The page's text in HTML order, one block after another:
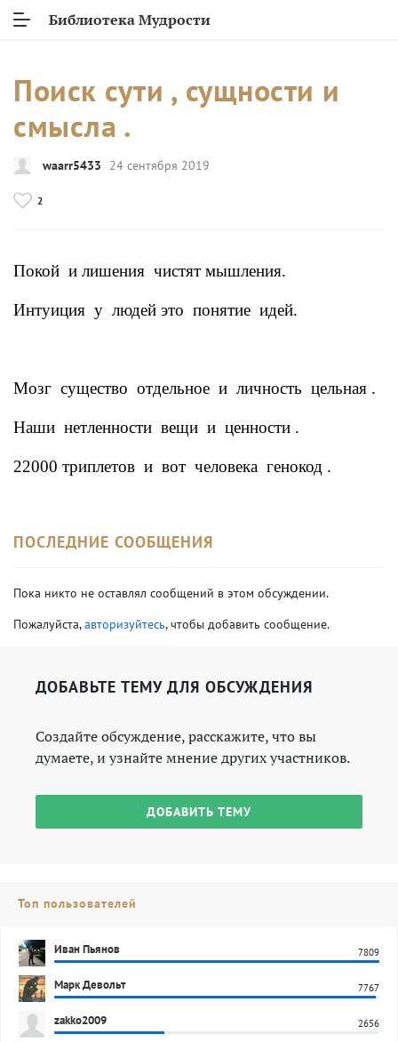
Библиотека Мудрости
Поиск сути , сущности и
смысла .
waarr5433 24 сентября 2019
2
Покой и лишения чистят мышления.
Интуиция у людей это понятие идей.
Мозг существо отдельное и личность цельная .
Наши нетленности вещи и ценности .
22000 триплетов и вот человека генокод .
ПОСЛЕДНИЕ СООБЩЕНИЯ
Пока никто не оставлял сообщений в этом обсуждении.
Пожалуйста,авторизуйтесь, чтобы добавить сообщение.
ДОБАВЬТЕ ТЕМУ ДЛЯ ОБСУЖДЕНИЯ
Создайте обсуждение, расскажите, что вы
думаете, и узнайте мнение других участников.
ДОБАВИТЬ ТЕМУ
Топ пользователей
Иван Пьянов 7809
Марк Девольт 7767
zakko2009 2656